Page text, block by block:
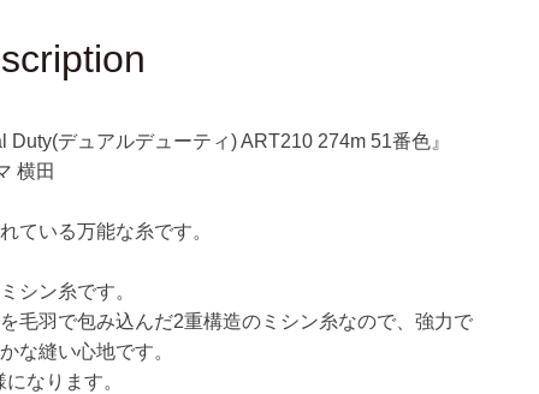
51
DARUMA
ダ
マ
田
の
数
量
Duty(デュアルデューティ) ART210 274m 51番色』
横田
ている万能な糸です。
シン糸です。
毛羽で包み込んだ2重構造のミシン糸なので、強力で
な縫い心地です。
なります。